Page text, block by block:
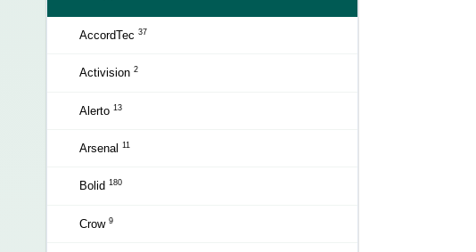
AccordTec 37
Activision 2
Alerto 13
Arsenal 11
Bolid 180
Crow 9